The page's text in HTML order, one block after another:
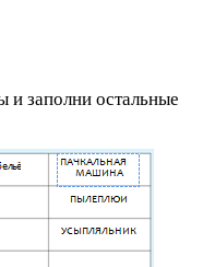
и заполни остальные